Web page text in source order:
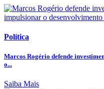
Política
Marcos Rogério defende
o...
Saiba Mais